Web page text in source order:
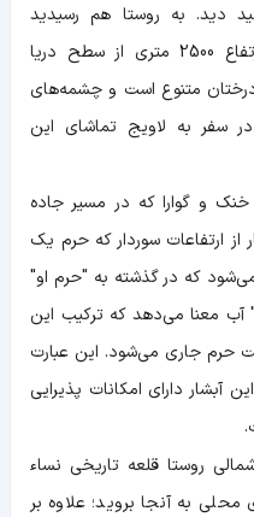
دید. به روستا هم رسیدید
جنگل‌های متراکم و انبوهی را در ارتفاع 2500 متری از سطح دریا
درختان متنوع است و چشمه‌های
در سفر به لاویج تماشای این
خنک و گوارا که در مسیر جاده
از ارتفاعات سوردار که حرم یک
می‌شود که در گذشته به "حرم او"
آب معنا می‌دهد که ترکیب این
حرم جاری می‌شود. این عبارت
آبشار دارای امکانات پذیرایی
روستا قلعه تاریخی نساء
محلی به آنجا بروید؛ علاوه بر